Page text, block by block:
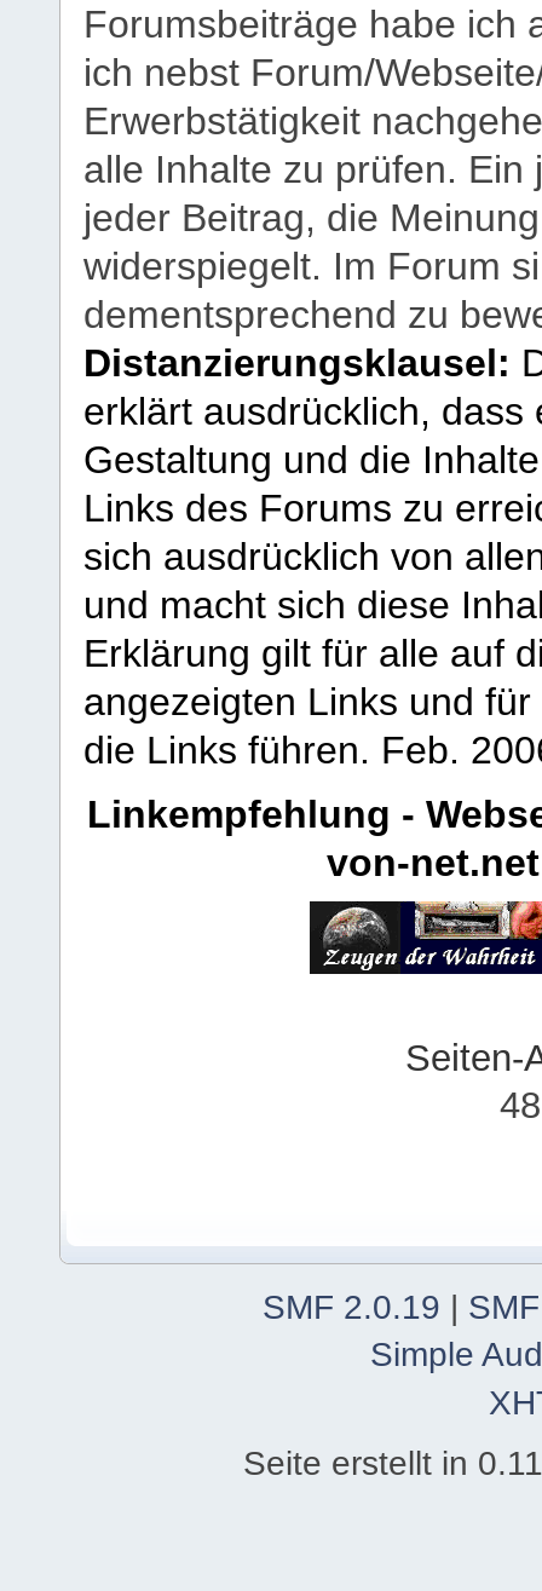
Forumsbeiträge habe ich
ich nebst Forum/
Erwerbstätigkeit
alle Inhalte zu prüfen.
jeder Beitrag, die
widerspiegelt. Im Forum
dementsprechend zu
Distanzierungsklausel:
erklärt ausdrücklich,
Gestaltung und die
Links des Forums zu
sich ausdrücklich von
und macht sich diese
Erklärung gilt für alle auf
angezeigten Links und
die Links führen. Feb.
Linkempfehlung -
von-net.net
Seiten-
SMF 2.0.19 |
Simple
Seite erstellt in